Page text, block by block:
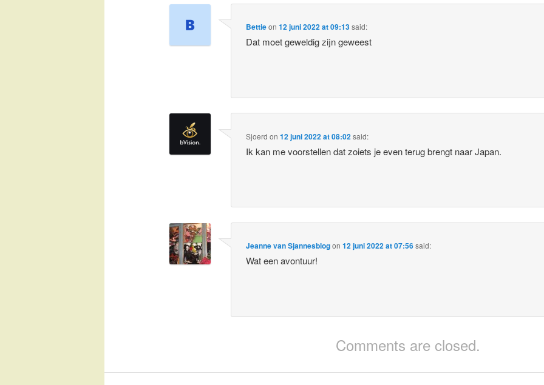
Bettieon12 juni 2022 at 09:13said:
Dat moet geweldig zijn geweest
Sjoerd on12 juni 2022 at 08:02said:
Ik kan me voorstellen dat zoiets je even terug brengt naar Japan.
Jeanne van Sjannesblogon12 juni 2022 at 07:56said:
Wat een avontuur!
Comments are closed.